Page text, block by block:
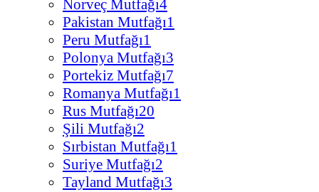
Norveç Mutfağı4
Pakistan Mutfağı1
Peru Mutfağı1
Polonya Mutfağı3
Portekiz Mutfağı7
Romanya Mutfağı1
Rus Mutfağı20
Şili Mutfağı2
Sırbistan Mutfağı1
Suriye Mutfağı2
Tayland Mutfağı3